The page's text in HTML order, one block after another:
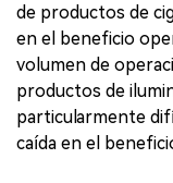
de productos de
en el beneficio
volumen de
productos de
particularmente
caída en el